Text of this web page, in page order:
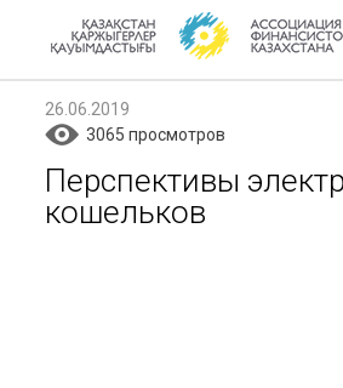
26.06.2019
3065 просмотров
Перспективы
кошельков